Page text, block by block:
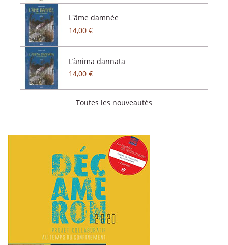
L'âme damnée
14,00 €
L’ànima dannata
14,00 €
Toutes les nouveautés